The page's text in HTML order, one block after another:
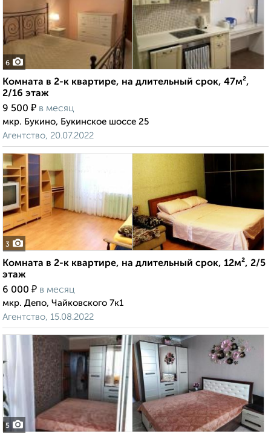
6
Комната в 2-к квартире, на длительный срок, 47м²,
2/16 этаж
9 500 ₽ в месяц
мкр. Букино, Букинское шоссе 25
Агентство, 20.07.2022
3
Комната в 2-к квартире, на длительный срок, 12м², 2/5
этаж
6 000 ₽ в месяц
мкр. Депо, Чайковского 7к1
Агентство, 15.08.2022
5